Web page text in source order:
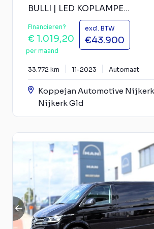
BULLI | LED KOPLAMPE...
Financieren?
€ 1.019,20
per maand
excl. BTW
€43.900
33.772 km 11-2023 Automaat
Koppejan Automotive Nijkerk
Nijkerk Gld